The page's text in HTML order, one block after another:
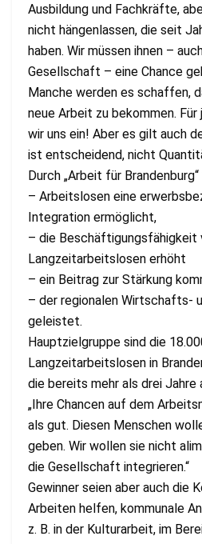
Ausbildung und Fachkräfte,
nicht hängenlassen, die seit
haben. Wir müssen ihnen –
Gesellschaft – eine Chance
Manche werden es schaffen,
neue Arbeit zu bekommen.
wir uns ein! Aber es gilt auch
ist entscheidend, nicht
Durch „Arbeit für
– Arbeitslosen eine
Integration ermöglicht,
– die Beschäftigungsfähigkeit
Langzeitarbeitslosen erhöht
– ein Beitrag zur Stärkung
– der regionalen Wirtschafts-
geleistet.
Hauptzielgruppe sind die
Langzeitarbeitslosen in
die bereits mehr als drei Jahre
„Ihre Chancen auf dem
als gut. Diesen Menschen
geben. Wir wollen sie nicht
die Gesellschaft integrieren.“
Gewinner seien aber auch die
Arbeiten helfen, kommunale
z. B. in der Kulturarbeit, im